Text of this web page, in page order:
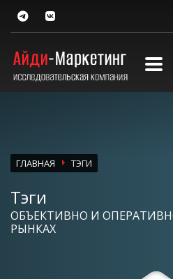
ГЛАВНАЯ ТЭГИ
Тэги
ОБЪЕКТИВНО И
РЫНКАХ